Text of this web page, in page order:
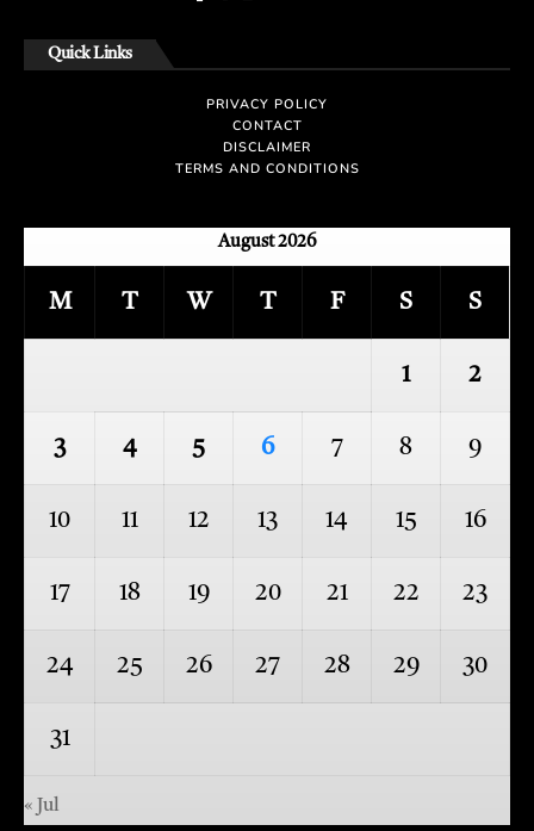
Quick Links
PRIVACY POLICY
CONTACT
DISCLAIMER
TERMS AND CONDITIONS
August 2026
M T W T F S S
1 2
3 4 5 6 7 8 9
10 11 12 13 14 15 16
17 18 19 20 21 22 23
24 25 26 27 28 29 30
31
« Jul